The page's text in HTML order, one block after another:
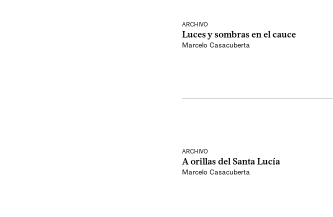
ARCHIVO
Luces y sombras en el cauce
Marcelo Casacuberta
ARCHIVO
A orillas del Santa Lucía
Marcelo Casacuberta